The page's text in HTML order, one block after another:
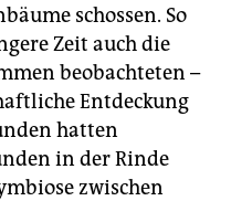
schossen. So
Zeit auch die
beobachteten –
Entdeckung
hatten
in der Rinde
zwischen